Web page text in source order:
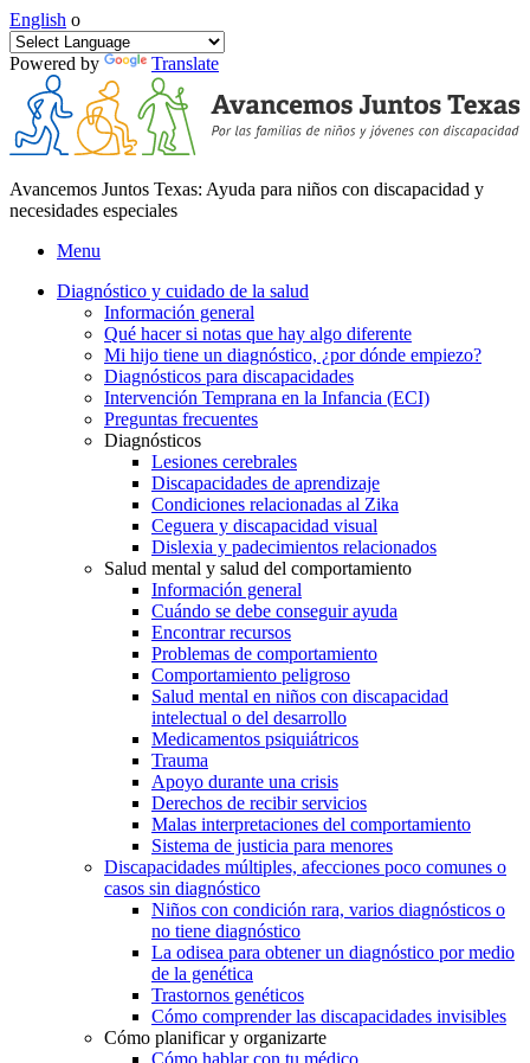
English o
Powered by Translate
Avancemos Juntos Texas: Ayuda para niños con discapacidad y
necesidades especiales
Menu
Diagnóstico y cuidado de la salud
Información general
Qué hacer si notas que hay algo diferente
Mi hijo tiene un diagnóstico, ¿por dónde empiezo?
Diagnósticos para discapacidades
Intervención Temprana en la Infancia (ECI)
Preguntas frecuentes
Diagnósticos
Lesiones cerebrales
Discapacidades de aprendizaje
Condiciones relacionadas al Zika
Ceguera y discapacidad visual
Dislexia y padecimientos relacionados
Salud mental y salud del comportamiento
Información general
Cuándo se debe conseguir ayuda
Encontrar recursos
Problemas de comportamiento
Comportamiento peligroso
Salud mental en niños con discapacidad
intelectual o del desarrollo
Medicamentos psiquiátricos
Trauma
Apoyo durante una crisis
Derechos de recibir servicios
Malas interpretaciones del comportamiento
Sistema de justicia para menores
Discapacidades múltiples, afecciones poco comunes o
casos sin diagnóstico
Niños con condición rara, varios diagnósticos o
no tiene diagnóstico
La odisea para obtener un diagnóstico por medio
de la genética
Trastornos genéticos
Cómo comprender las discapacidades invisibles
Cómo planificar y organizarte
Cómo hablar con tu médico